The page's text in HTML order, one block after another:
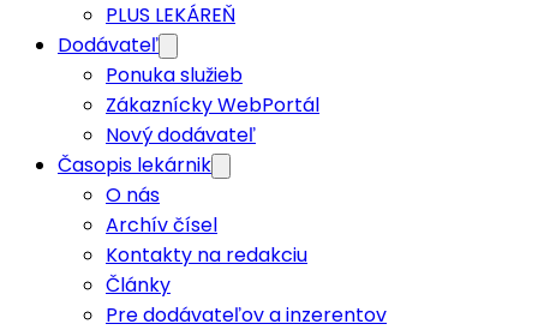
PLUS LEKÁREŇ
Dodávateľ
Ponuka služieb
Zákaznícky WebPortál
Nový dodávateľ
Časopis lekárnik
O nás
Archív čísel
Kontakty na redakciu
Články
Pre dodávateľov a inzerentov